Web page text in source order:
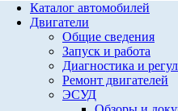
Каталог автомобилей
Двигатели
Общие сведения
Запуск и работа
Диагностика и
Ремонт двигателей
ЭСУД